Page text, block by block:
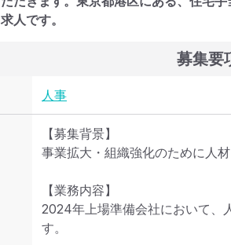
求人です。
募集要
人事
【募集背景】
事業拡大・組織強化のために人材
【業務内容】
2024年上場準備会社において、
す。